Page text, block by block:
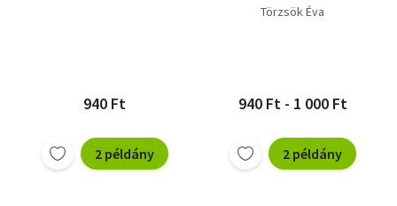
940 Ft
2 példány
Törzsök Éva
940 Ft - 1 000 Ft
2 példány